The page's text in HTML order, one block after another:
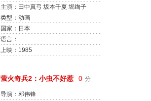
主演：田中真弓 坂本千夏 堀绚子
一城美由希 岛村佳江 槐柳二 八代
骏 新村礼子 大塚周夫 菊地英博
类型：动画
国家：日本
语言：
上映：1985
萤火奇兵2：小虫不好惹 0 分
导演：邓伟锋